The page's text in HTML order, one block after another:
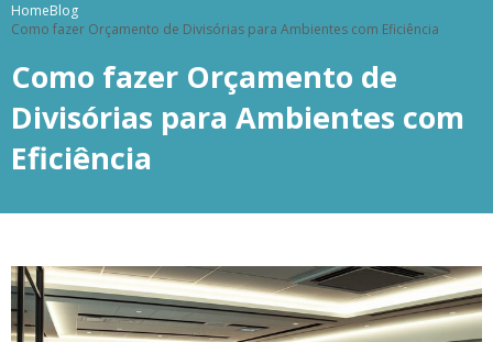
HomeBlog
Como fazer Orçamento de Divisórias para Ambientes com Eficiência
Como fazer Orçamento de
Divisórias para Ambientes com
Eficiência